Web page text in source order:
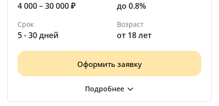
4 000 – 30 000 ₽ до 0.8%
Срок
5 - 30 дней
Возраст
от 18 лет
Оформить заявку